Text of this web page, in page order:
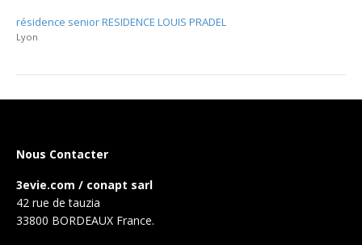
résidence senior RESIDENCE LOUIS PRADEL
Lyon
Nous Contacter
3evie.com / conapt sarl
42 rue de tauzia
33800 BORDEAUX France.